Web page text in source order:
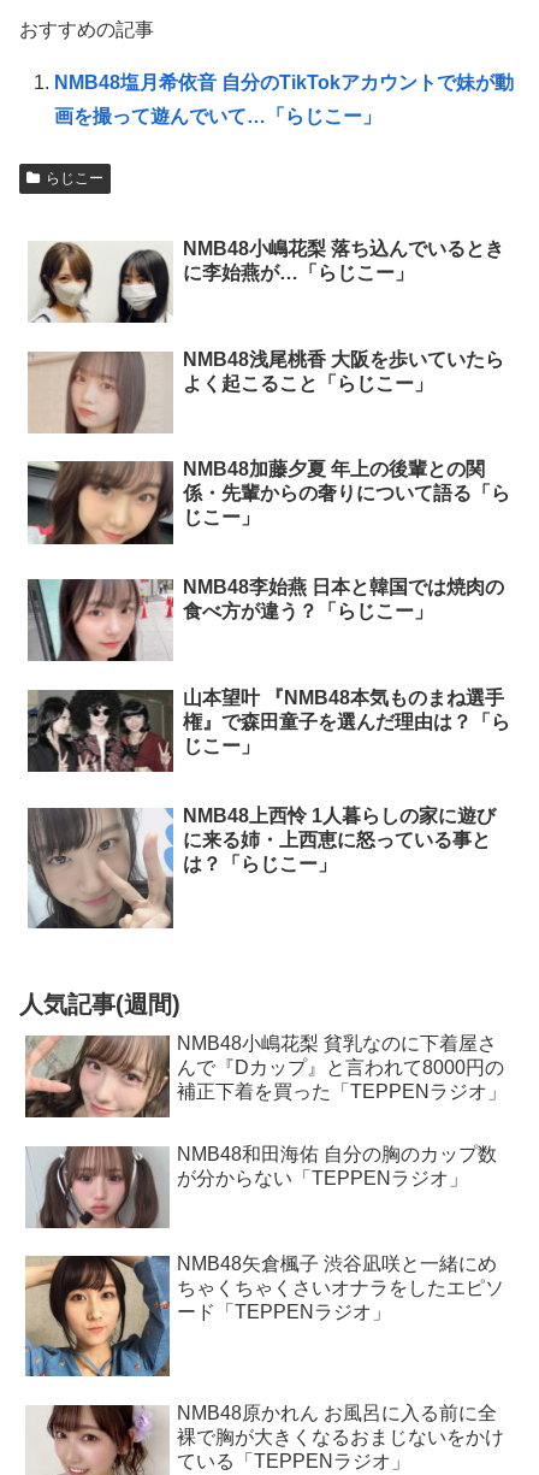
おすすめの記事
NMB48塩月希依音 自分のTikTokアカウントで妹が動
画を撮って遊んでいて…「らじこー」
らじこー
NMB48小嶋花梨 落ち込んでいるとき
に李始燕が…「らじこー」
NMB48浅尾桃香 大阪を歩いていたら
よく起こること「らじこー」
NMB48加藤夕夏 年上の後輩との関
係・先輩からの奢りについて語る「ら
じこー」
NMB48李始燕 日本と韓国では焼肉の
食べ方が違う？「らじこー」
山本望叶 『NMB48本気ものまね選手
権』で森田童子を選んだ理由は？「ら
じこー」
NMB48上西怜 1人暮らしの家に遊び
に来る姉・上西恵に怒っている事と
は？「らじこー」
人気記事(週間)
NMB48小嶋花梨 貧乳なのに下着屋さ
んで『Dカップ』と言われて8000円の
補正下着を買った「TEPPENラジオ」
NMB48和田海佑 自分の胸のカップ数
が分からない「TEPPENラジオ」
NMB48矢倉楓子 渋谷凪咲と一緒にめ
ちゃくちゃくさいオナラをしたエピソ
ード「TEPPENラジオ」
NMB48原かれん お風呂に入る前に全
裸で胸が大きくなるおまじないをかけ
ている「TEPPENラジオ」